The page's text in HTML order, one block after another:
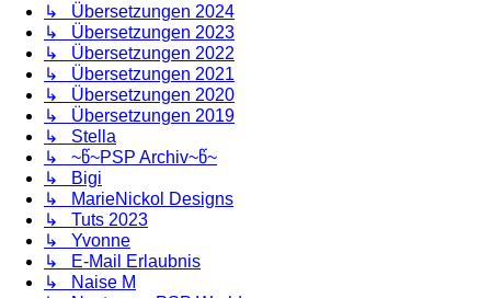
↳ Übersetzungen 2024
↳ Übersetzungen 2023
↳ Übersetzungen 2022
↳ Übersetzungen 2021
↳ Übersetzungen 2020
↳ Übersetzungen 2019
↳ Stella
↳ ~წ~PSP Archiv~წ~
↳ Bigi
↳ MarieNickol Designs
↳ Tuts 2023
↳ Yvonne
↳ E-Mail Erlaubnis
↳ Naise M